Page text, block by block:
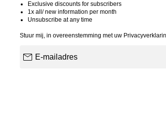
Exclusive discounts for subscribers
1x all/ new information per month
Unsubscribe at any time
Stuur mij, in overeenstemming met uw